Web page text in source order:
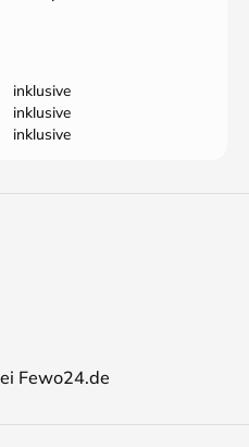
inklusive
inklusive
inklusive
Fewo24.de